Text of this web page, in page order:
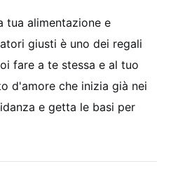
tua alimentazione e
giusti è uno dei regali
fare a te stessa e al tuo
d'amore che inizia già nei
e getta le basi per